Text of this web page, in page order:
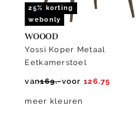
25% korting
webonly
WOOOD
Yossi Koper Metaal
Eetkamerstoel
van169.-voor 126.75
meer kleuren